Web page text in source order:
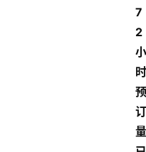
7
2
小
时
预
订
量